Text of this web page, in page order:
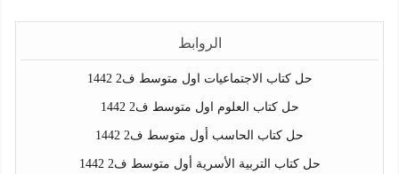
الروابط
حل كتاب الاجتماعيات اول متوسط ف2 1442
حل كتاب العلوم اول متوسط ف2 1442
حل كتاب الحاسب أول متوسط ف2 1442
حل كتاب التربية الأسرية أول متوسط ف2 1442